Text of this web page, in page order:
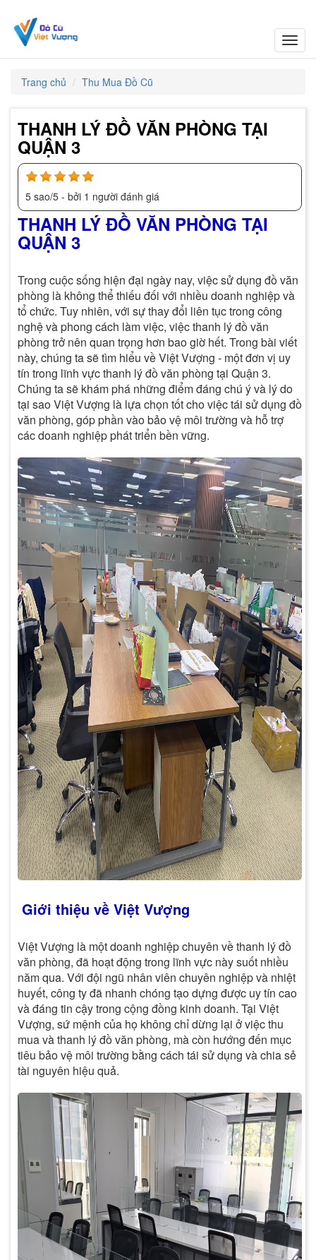
Trang chủ
Thu Mua Đồ Cũ
THANH LÝ ĐỒ VĂN PHÒNG TẠI
QUẬN 3
5 sao/5 - bởi 1 người đánh giá
THANH LÝ ĐỒ VĂN PHÒNG TẠI
QUẬN 3
Trong cuộc sống hiện đại ngày nay, việc sử dụng đồ văn
phòng là không thể thiếu đối với nhiều doanh nghiệp và
tổ chức. Tuy nhiên, với sự thay đổi liên tục trong công
nghệ và phong cách làm việc, việc thanh lý đồ văn
phòng trở nên quan trọng hơn bao giờ hết. Trong bài viết
này, chúng ta sẽ tìm hiểu về Việt Vượng - một đơn vị uy
tín trong lĩnh vực thanh lý đồ văn phòng tại Quận 3.
Chúng ta sẽ khám phá những điểm đáng chú ý và lý do
tại sao Việt Vượng là lựa chọn tốt cho việc tái sử dụng đồ
văn phòng, góp phần vào bảo vệ môi trường và hỗ trợ
các doanh nghiệp phát triển bền vững.
Giới thiệu về Việt Vượng
Việt Vượng là một doanh nghiệp chuyên về thanh lý đồ
văn phòng, đã hoạt động trong lĩnh vực này suốt nhiều
năm qua. Với đội ngũ nhân viên chuyên nghiệp và nhiệt
huyết, công ty đã nhanh chóng tạo dựng được uy tín cao
và đáng tin cậy trong cộng đồng kinh doanh. Tại Việt
Vượng, sứ mệnh của họ không chỉ dừng lại ở việc thu
mua và thanh lý đồ văn phòng, mà còn hướng đến mục
tiêu bảo vệ môi trường bằng cách tái sử dụng và chia sẻ
tài nguyên hiệu quả.